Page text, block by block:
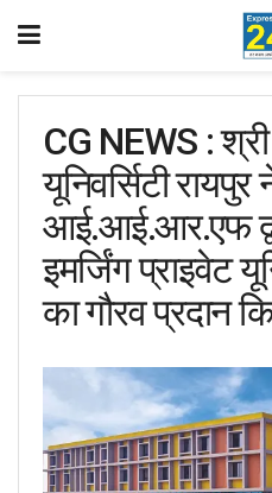
CG NEWS :
यूनिवर्सिटी
आई.आई.आर.एफ
इमर्जिंग प्राइवेट
का गौरव प्रदान